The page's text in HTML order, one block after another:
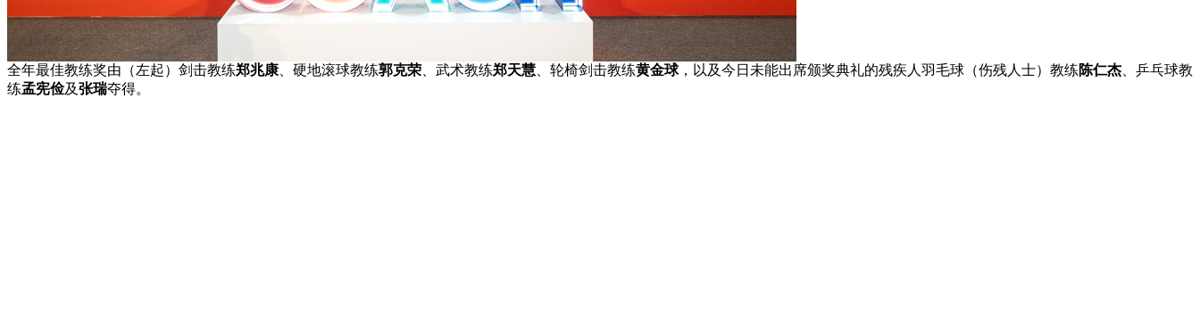
全年最佳教练奖由（左起）剑击教练郑兆康 、硬地滚球教练郭克荣 、武术教练郑天慧 、轮椅剑击教练黄金球，以及今日未能出席颁奖典礼的残疾人羽毛球（伤残人士）教练陈仁杰 、乒乓球教
练孟宪俭及张瑞夺得。